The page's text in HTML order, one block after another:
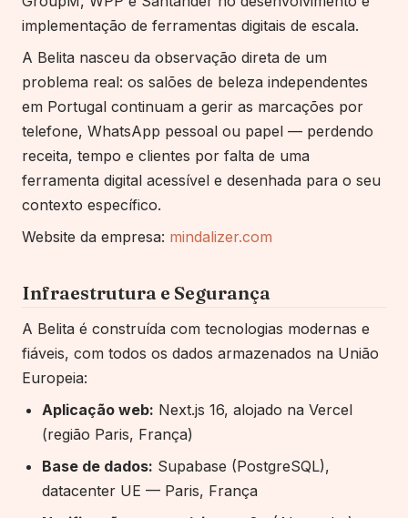
implementação de ferramentas digitais de escala.
A Belita nasceu da observação direta de um
problema real: os salões de beleza independentes
em Portugal continuam a gerir as marcações por
telefone, WhatsApp pessoal ou papel — perdendo
receita, tempo e clientes por falta de uma
ferramenta digital acessível e desenhada para o seu
contexto específico.
Website da empresa: mindalizer.com
Infraestrutura e Segurança
A Belita é construída com tecnologias modernas e
fiáveis, com todos os dados armazenados na União
Europeia:
Aplicação web: Next.js 16, alojado na Vercel
(região Paris, França)
Base de dados: Supabase (PostgreSQL),
datacenter UE — Paris, França